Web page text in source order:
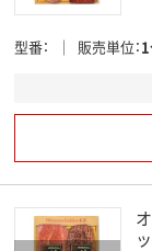
型番 販売単位